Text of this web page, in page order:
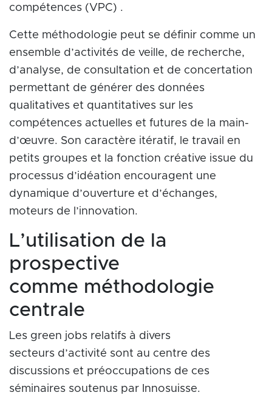
compétences (VPC) .
Cette méthodologie peut se définir comme un
ensemble d’activités de veille, de recherche,
d’analyse, de consultation et de concertation
permettant de générer des données
qualitatives et quantitatives sur les
compétences actuelles et futures de la main-
d’œuvre. Son caractère itératif, le travail en
petits groupes et la fonction créative issue du
processus d’idéation encouragent une
dynamique d’ouverture et d’échanges,
moteurs de l’innovation.
L’utilisation de la
prospective
comme méthodologie
centrale
Les green jobs relatifs à divers
secteurs d’activité sont au centre des
discussions et préoccupations de ces
séminaires soutenus par Innosuisse.